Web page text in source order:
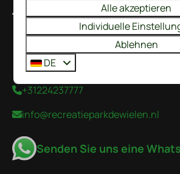
De Wielen 84
1744 KS Sint Maarten
Nederland
+31224237777
info@recreatieparkdewielen.nl
Senden Sie uns eine
Alle akzeptieren
Individuelle
Ablehnen
DE